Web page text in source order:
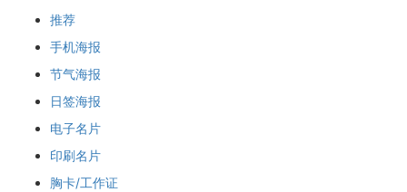
推荐
手机海报
节气海报
日签海报
电子名片
印刷名片
胸卡/工作证